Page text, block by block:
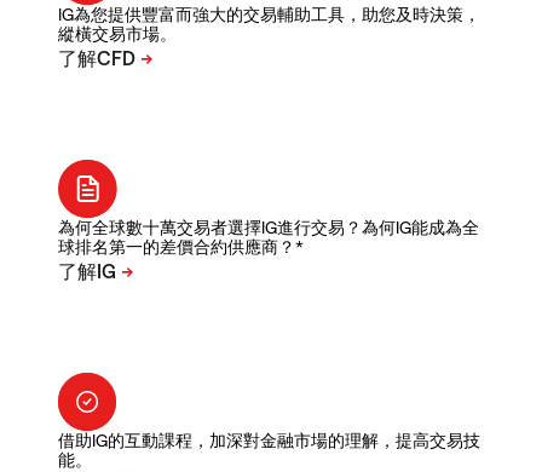
IG為您提供豐富而強大的交易輔助工具，助您及時決策，
縱橫交易市場。
為何全球數十萬交易者選擇IG進行交易？為何IG能成為全
球排名第一的差價合約供應商？*
借助IG的互動課程，加深對金融市場的理解，提高交易技
能。